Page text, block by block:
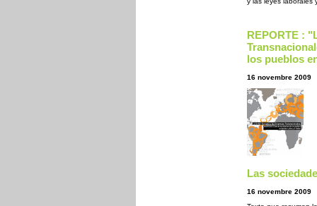
REPORTE :
los pueblos
16 novembre 2009
Las
16 novembre 2009